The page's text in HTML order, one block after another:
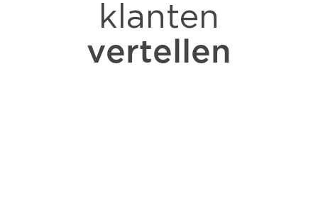
klanten
vertellen